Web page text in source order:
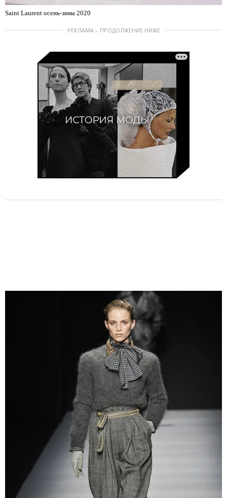
Saint Laurent осень-зима 2020
РЕКЛАМА – ПРОДОЛЖЕНИЕ НИЖЕ